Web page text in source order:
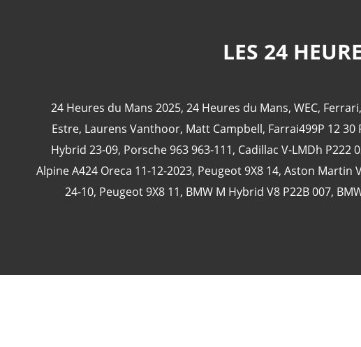
LES 24
24 Heures du Mans 2025, 24 Heures du Mans, WEC, Ferrari,
Estre, Laurens Vanthoor, Matt Campbell, Farrai499P 12 30
Hybrid 23-09, Porsche 963 963-111, Cadillac V-LMDh P222
Alpine A424 Oreca 11-12-2023, Peugeot 9X8 14, Aston Martin
24-10, Peugeot 9X8 11, BMW M Hybrid V8 P22B 007,